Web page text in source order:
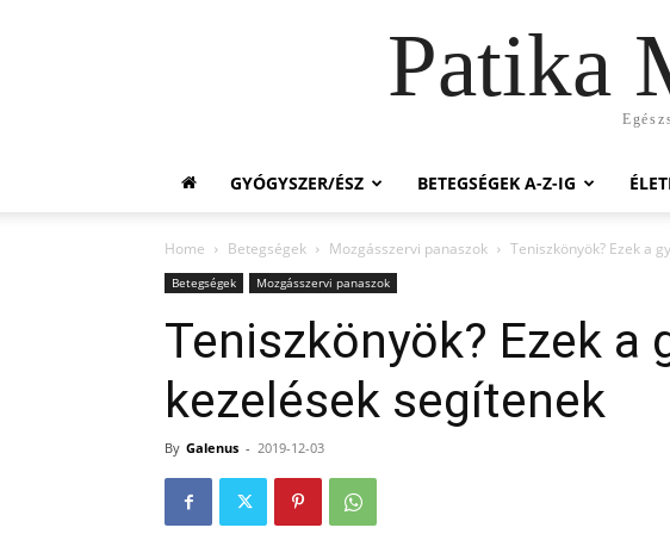
Patika
GYÓGYSZER/ÉSZ BETEGSÉGEK A-Z-IG
Home Betegségek Mozgásszervi panaszok Teniszkönyök? Ezek a
Betegségek Mozgásszervi panaszok
Teniszkönyök? Ezek a
kezelések segítenek
By Galenus - 2019-12-03